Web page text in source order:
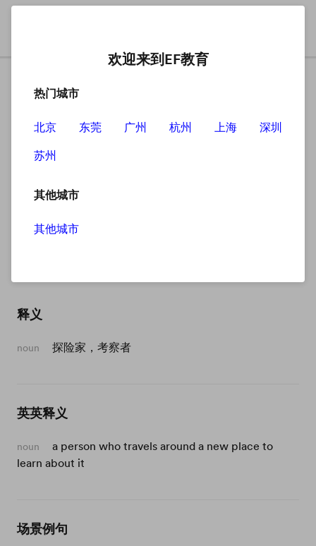
explorer
释义
noun 探险家，考察者
英英释义
noun
a person who travels around a new place to
learn about it
场景例句
欢迎来到EF教育
热门城市
北京 东莞 广州 杭州 上海
深圳
苏州
其他城市
其他城市